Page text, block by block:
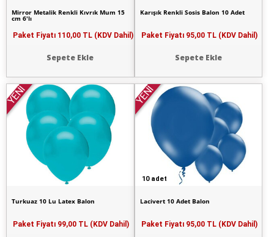
Mirror Metalik Renkli Kıvrık Mum 15
cm 6'lı
Paket Fiyatı 110,00 TL (KDV Dahil)
Sepete Ekle
Karışık Renkli Sosis Balon 10 Adet
Paket Fiyatı 95,00 TL (KDV Dahil)
Sepete Ekle
YENİ
Turkuaz 10 Lu Latex Balon
Paket Fiyatı 99,00 TL (KDV Dahil)
10 adet
YENİ
Lacivert 10 Adet Balon
Paket Fiyatı 95,00 TL (KDV Dahil)